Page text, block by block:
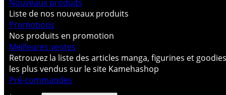
Nouveaux produits
Liste de nos nouveaux produits
Promotions
Nos produits en promotion
Meilleures ventes
Retrouvez la liste des articles manga, figurines et goodies
les plus vendus sur le site Kamehashop
Pré-commandes